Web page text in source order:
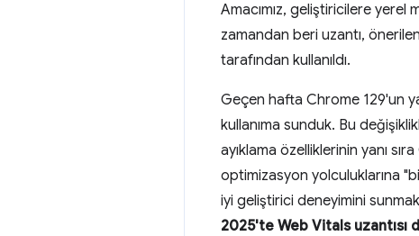
Amacımız, geliştiricilere
zamandan beri uzantı,
tarafından kullanıldı.
Geçen hafta Chrome 129'un
kullanıma sunduk. Bu
ayıklama özelliklerinin yanı
optimizasyon yolculuklarına
iyi geliştirici deneyimini
2025'te Web Vitals uzantısı